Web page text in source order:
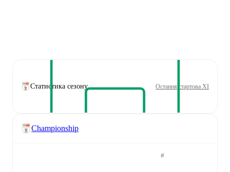
Статистика сезону Остання стартова XI
Championship
#